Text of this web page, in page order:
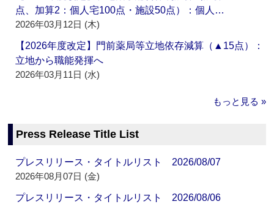
点、加算2：個人宅100点・施設50点）：個人…
2026年03月12日 (木)
【2026年度改定】門前薬局等立地依存減算（▲15点）：
立地から職能発揮へ
2026年03月11日 (水)
もっと見る »
Press Release Title List
プレスリリース・タイトルリスト 2026/08/07
2026年08月07日 (金)
プレスリリース・タイトルリスト 2026/08/06